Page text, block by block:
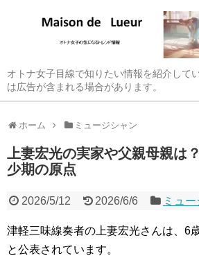
オトナ女子目線で知りたい情報を紹介し
は広告が含まれる場合があります。
ホーム ミュージシャン
上妻宏光の実家や父親母親は
少期の原点
2026/5/12 2026/6/6 ミュ
津軽三味線奏者の上妻宏光さんは、6
と公表されています。